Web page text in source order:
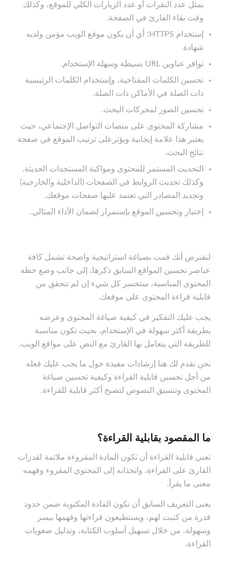
يمثل عدد النقرات أو عدد الزيارات الكلي للموقع، وكذلك
وقت بقاء القارئ في الصفحة.
إستخدام HTTPS؛ أي أن يكون موقع الويب مؤمن ولديه
شهادة
توافر عناوين URL بسيطة وسهلة الإستخدام.
تحسين الكلمات المفتاحية، وإستخدام الكلمات الرئيسية
ذات الصلة في الأماكن ذات الصلة.
تحسين الصور لمحركات البحث.
مشاركة المحتوى على منصات التواصل الإجتماعي، حيث
يعتبر هذا علامة إيجابية ويؤثرعلى ترتيب الموقع في صفحة
نتائج البحث.
التحديث المستمر للمحتوى ومواكبة المستجدات الحديثة.
وكذلك تحديث الروابط في الصفحات (الداخلية والخارجية)
وتجديد المصادر التي تعتمد عليها صفحات موقعك.
إختبار وتحسين الموقع بإستمرار لضمان الأداء المثالي.
لنفترض أنك قمت بصياغة استراتيجية واضحة تشمل كافة
عناصر تحسين المواقع السابق ذكرها، إلى جانب وضع خطة
المحتوى المناسبة، ستخسر كل شيء إن لم تتحقق من
قابلية قراءة المحتوى على موقعك.
يجب عليك التفكير في كيفية صياغة المحتوى وعرضه
بطريقة أكثر سهولة في الإستخدام، بحيث تكون مناسبة
للطريقة التي يتعامل بها القارئ مع النص على مواقع الويب.
نحن نقدم لك هنا إرشادات مفيدة حول ما يجب عليك فعله
من أجل تحسين قابلية القراءة وكيفية تحسين صياغة
المحتوى وتنسيق النصوص لتصبح أكثر قابلية للقراءة.
ما المقصود بقابلية القراءة؟
تعني قابلية القراءة أن تكون المادة المقروءة ملائمة لقدرات
القارئ على القراءة، وانجذابه إلى المحتوى المقروء وفهمه
معنى ما يقرأ.
يعنى التعريف السابق أن تكون المادة المكتوبة ضمن حدود
قدرة من كتبت لهم، ويستطيعون قراءتها وفهمها بيسر
وسهولة، من خلال تسهيل أسلوب الكتابة، وتذليل صعوبات
القراءة.